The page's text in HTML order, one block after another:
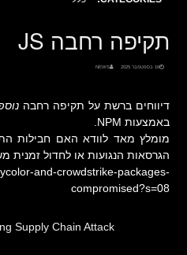
תקיפה רחבה JS
16 בספטמבר 2025 NEWS
דיווחים ברשת על תקיפה רחבה
באמצעות NPM.
מומלץ מאד לוודא האם חבילות
הגרסאות הנגועות או לחדול זמנית
and-crowdstrike-packages-
compromised?s=08
Supply Chain Attack